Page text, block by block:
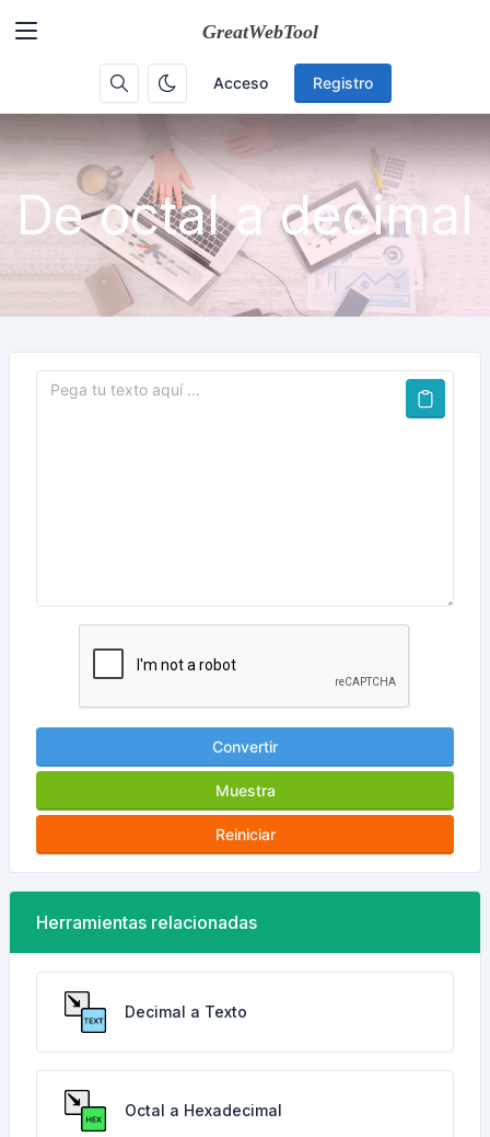
Acceso Registro
De octal a decimal
Convertir
Muestra
Reiniciar
Herramientas relacionadas
Decimal a Texto
Octal a Hexadecimal